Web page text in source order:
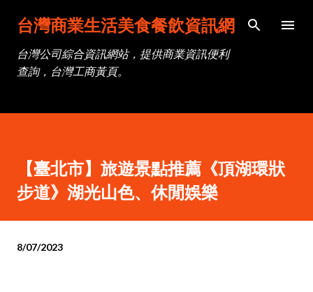
跳到主要內容
台灣商業生活美食餐飲資訊網
台灣公司綜合資訊網站，提供商業資訊便利
查詢，台灣工商黃頁。
【臺北市】旅遊景點推薦《頂湖環狀
步道》湖光山色、休閒娛樂
8/07/2023